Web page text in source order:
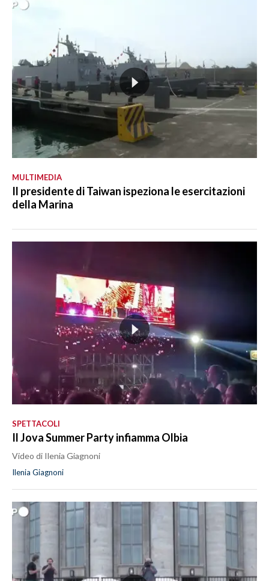
MULTIMEDIA
Il presidente di Taiwan ispeziona le esercitazioni
della Marina
SPETTACOLI
Il Jova Summer Party infiamma Olbia
Video di Ilenia Giagnoni
Ilenia Giagnoni